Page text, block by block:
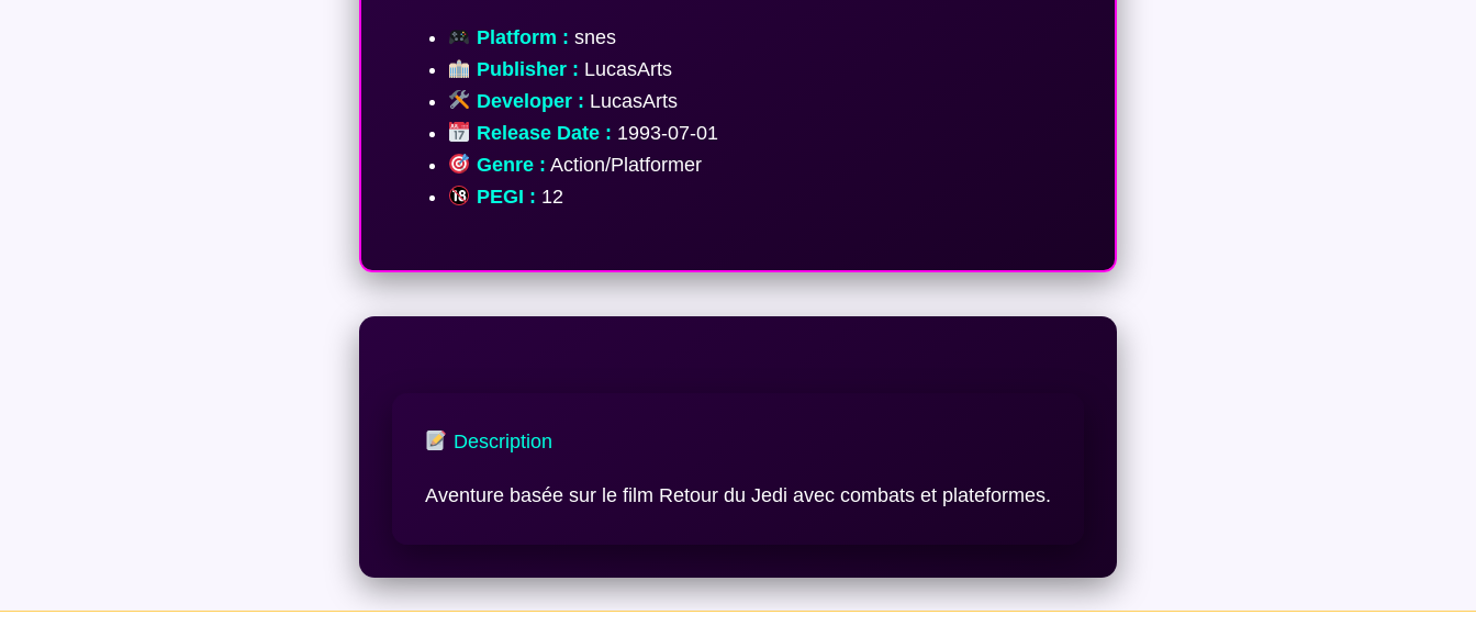
Platform : snes
Publisher : LucasArts
Developer : LucasArts
Release Date : 1993-07-01
Genre : Action/Platformer
PEGI : 12
Description
Aventure basée sur le film Retour du Jedi avec combats et plateformes.